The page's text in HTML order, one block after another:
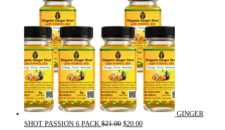
GINGER
SHOT PASSION 6 PACK $21.00 Original
$20.00Current